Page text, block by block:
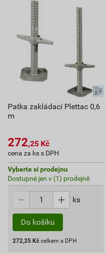
Patka zakládací Plettac 0,6
m
272,25 Kč
cena za ks s DPH
Vyberte si prodejnu
Dostupné jen v (1) prodejně
ks
Do košíku
272,25 Kč celkem s DPH